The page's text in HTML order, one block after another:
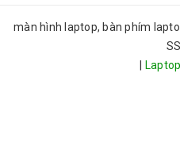
màn hình laptop, bàn phím